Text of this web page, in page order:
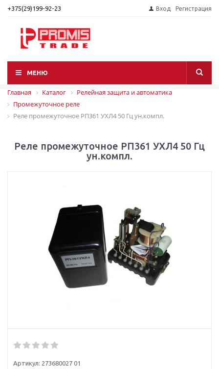
+375(29)199-92-23 Вход Регистрация
МЕНЮ
Главная Каталог
Релейная защита и автоматика
Промежуточное реле
Реле промежуточное РП361 УХЛ4 50 Гц ун.компл.
Реле промежуточное РП361 УХЛ4 50 Гц
ун.компл.
Артикул: 273680027 01